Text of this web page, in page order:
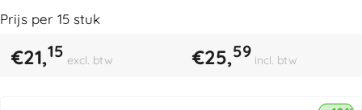
Prijs per 15 stuk
€21,15 excl. btw €25,59 incl. btw